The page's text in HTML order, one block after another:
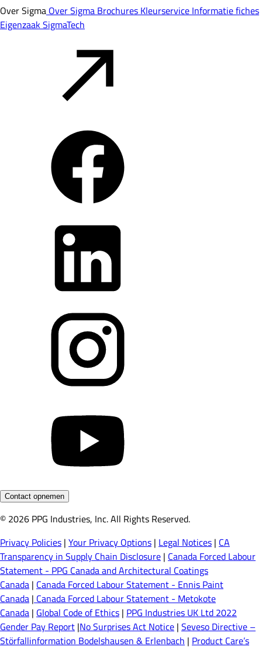
Over Sigma Over Sigma Brochures Kleurservice Informatie fiches
EigenzaakSigmaTech
Contact opnemen
© 2026 PPG Industries, Inc. All Rights Reserved.
Privacy Policies | Your Privacy Options | Legal Notices | CA
Transparency in Supply Chain Disclosure | Canada Forced Labour
Statement - PPG Canada and Architectural Coatings
Canada | Canada Forced Labour Statement - Ennis Paint
Canada | Canada Forced Labour Statement - Metokote
Canada | Global Code of Ethics | PPG Industries UK Ltd 2022
Gender Pay Report |No Surprises Act Notice | Seveso Directive –
Störfallinformation Bodelshausen & Erlenbach | Product Care’s